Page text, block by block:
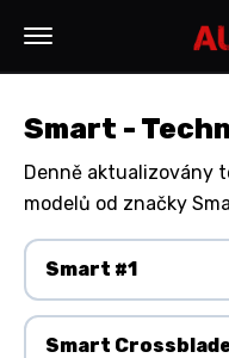
Smart -
Denně aktualizovány
modelů od značky
Smart #1
Smart